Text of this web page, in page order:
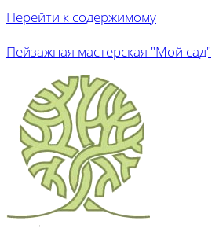
Перейти к содержимому
Пейзажная мастерская "Мой сад"